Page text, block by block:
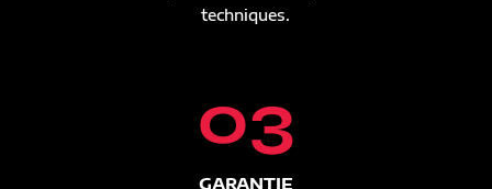
techniques.
03
GARANTIE